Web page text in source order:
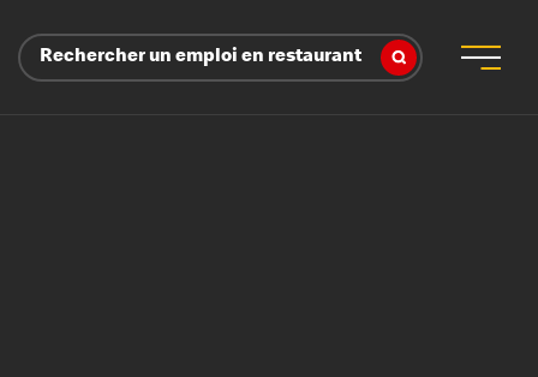
Rechercher un emploi en restaurant